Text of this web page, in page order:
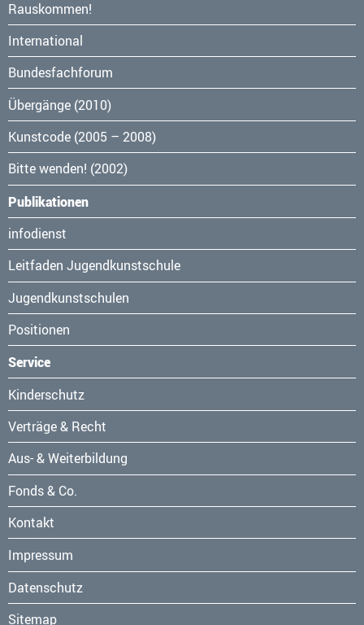
Navigation
überspringen
Rauskommen!
International
Bundesfachforum
Übergänge (2010)
Kunstcode (2005 – 2008)
Bitte wenden! (2002)
Publikationen
Navigation
überspringen
infodienst
Leitfaden Jugendkunstschule
Jugendkunstschulen
Positionen
Service
Navigation
überspringen
Kinderschutz
Verträge & Recht
Aus- & Weiterbildung
Fonds & Co.
Kontakt
Navigation
überspringen
Impressum
Datenschutz
Sitemap